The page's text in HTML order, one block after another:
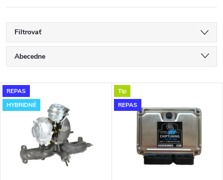
Filtrovať
R
a
d
Abecedne
Najdrahšie
Najpredávanejšie
V
ý
REPAS
HYBRIDNÉ
Tip
REPAS